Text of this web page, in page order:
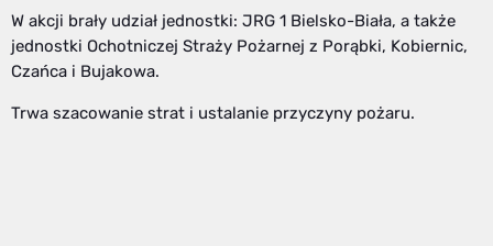
W akcji brały udział jednostki: JRG 1 Bielsko-Biała, a także
jednostki Ochotniczej Straży Pożarnej z Porąbki, Kobiernic,
Czańca i Bujakowa.
Trwa szacowanie strat i ustalanie przyczyny pożaru.